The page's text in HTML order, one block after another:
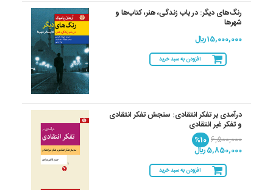
رنگ‌های دیگر: در باب زندگی، هنر، کتاب‌ها و
شهرها
15,000,000 ريال
افزودن به سبد خرید
درآمدی بر تفکر انتقادی: سنجش تفکر انتقادی
و تفکر غیر انتقادی
6,500,000
%10
5,850,000 ريال
افزودن به سبد خرید